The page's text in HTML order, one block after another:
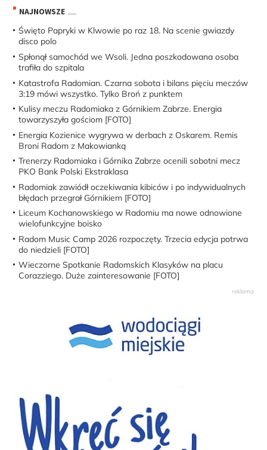
NAJNOWSZE
Święto Papryki w Klwowie po raz 18. Na scenie gwiazdy
disco polo
Spłonął samochód we Wsoli. Jedna poszkodowana osoba
trafiła do szpitala
Katastrofa Radomian. Czarna sobota i bilans pięciu meczów
3:19 mówi wszystko. Tylko Broń z punktem
Kulisy meczu Radomiaka z Górnikiem Zabrze. Energia
towarzyszyła gościom [FOTO]
Energia Kozienice wygrywa w derbach z Oskarem. Remis
Broni Radom z Makowianką
Trenerzy Radomiaka i Górnika Zabrze ocenili sobotni mecz
PKO Bank Polski Ekstraklasa
Radomiak zawiódł oczekiwania kibiców i po indywidualnych
błędach przegrał Górnikiem [FOTO]
Liceum Kochanowskiego w Radomiu ma nowe odnowione
wielofunkcyjne boisko
Radom Music Camp 2026 rozpoczęty. Trzecia edycja potrwa
do niedzieli [FOTO]
Wieczorne Spotkanie Radomskich Klasyków na placu
Corazziego. Duże zainteresowanie [FOTO]